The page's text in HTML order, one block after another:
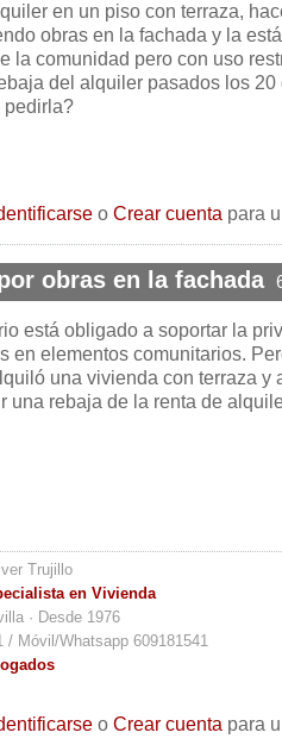
en un piso con terraza,
obras en la fachada y la
la comunidad pero con uso
del alquiler pasados los
pedirla?
o Crear cuenta para
obras en la fachada
está obligado a soportar la
en elementos comunitarios.
una vivienda con terraza y
una rebaja de la renta de
Trujillo
en Vivienda
· Desde 1976
/ Móvil/Whatsapp 609181541
o Crear cuenta para